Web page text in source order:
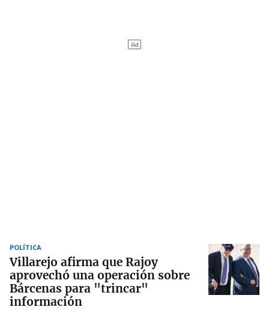
POLÍTICA
Villarejo afirma que Rajoy
aprovechó una operación sobre
Bárcenas para "trincar"
información